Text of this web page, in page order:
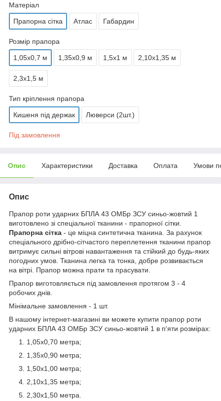
Матеріал
Прапорна сітка Атлас Габардин
Розмір прапора
1,05х0,7 м 1,35х0,9 м 1,5х1 м 2,10х1,35 м
2,3х1,5 м
Тип кріплення прапора
Кишеня під держак Люверси (2шт.)
Під замовлення
Опис Характеристики Доставка Оплата Умови
Опис
Прапор роти ударних БПЛА 43 ОМБр ЗСУ синьо-жовтий 1
виготовлено зі спеціальної тканини - прапорної сітки.
Прапорна сітка - це міцна синтетична тканина. За рахунок
спеціального дрібно-сітчастого переплетення тканини прапор
витримує сильні вітрові навантаження та стійкий до будь-яких
погодних умов. Тканина легка та тонка, добре розвивається
на вітрі. Прапор можна прати та прасувати.
Прапор виготовляється під замовлення протягом 3 - 4
робочих днів.
Мінімальне замовлення - 1 шт.
В нашому інтернет-магазині ви можете купити прапор роти
ударних БПЛА 43 ОМБр ЗСУ синьо-жовтий 1 в п'яти розмірах:
1,05х0,70 метра;
1,35х0,90 метра;
1,50х1,00 метра;
2,10х1,35 метра;
2,30х1,50 метра.